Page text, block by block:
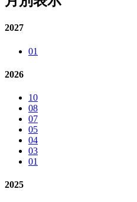
2027
01
2026
10
08
07
05
04
03
01
2025